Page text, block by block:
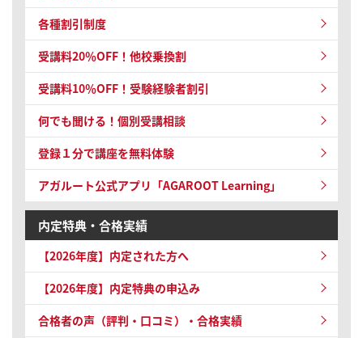
各種割引制度
受講料20％OFF！他校乗換割
受講料10％OFF！ 受験経験者割引
何でも聞ける！個別受講相談
登録１分で講座を無料体験
アガルート公式アプリ「AGAROOT Learning」
内定特典・合格実績
【2026年度】内定された方へ
【2026年度】内定特典の申込み
合格者の声（評判・口コミ）・合格実績